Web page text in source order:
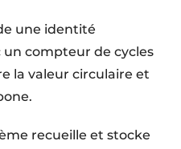
une identité
compteur de cycles
la valeur circulaire et
recueille et stocke